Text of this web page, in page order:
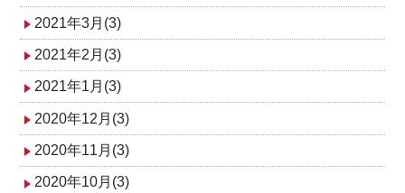
2021年3月(3)
2021年2月(3)
2021年1月(3)
2020年12月(3)
2020年11月(3)
2020年10月(3)